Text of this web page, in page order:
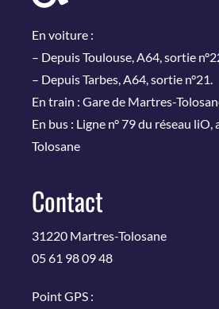
En voiture :
– Depuis Toulouse, A64, sortie
– Depuis Tarbes, A64, sortie n°21.
En train : Gare de Martres-
En bus : Ligne n° 79 du réseau
Tolosane
Contact
31220 Martres-Tolosane
05 61 98 09 48
Point GPS :